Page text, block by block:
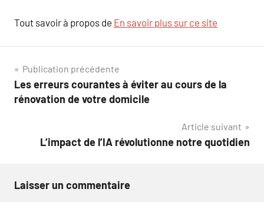
Tout savoir à propos de En savoir plus sur ce site
Navigation
de
Publication précédente
Les erreurs courantes à éviter au cours de la
rénovation de votre domicile
Article suivant
L’impact de l’IA révolutionne notre quotidien
Laisser un commentaire